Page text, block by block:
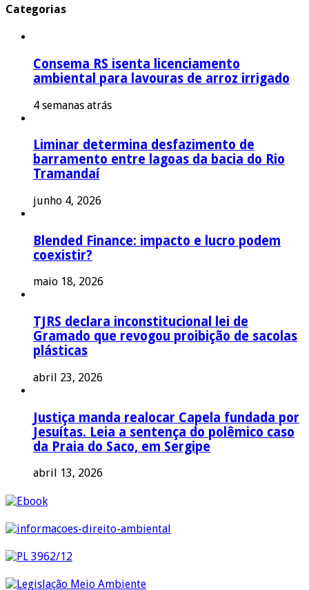
Categorias
Consema RS isenta licenciamento
ambiental para lavouras de arroz irrigado
4 semanas atrás
Liminar determina desfazimento de
barramento entre lagoas da bacia do Rio
Tramandaí
junho 4, 2026
Blended Finance: impacto e lucro podem
coexistir?
maio 18, 2026
TJRS declara inconstitucional lei de
Gramado que revogou proibição de sacolas
plásticas
abril 23, 2026
Justiça manda realocar Capela fundada por
Jesuítas. Leia a sentença do polêmico caso
da Praia do Saco, em Sergipe
abril 13, 2026